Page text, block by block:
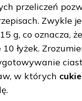
przeliczeń
Zwykle
g, co oznacza, że
10 łyżek.
w których